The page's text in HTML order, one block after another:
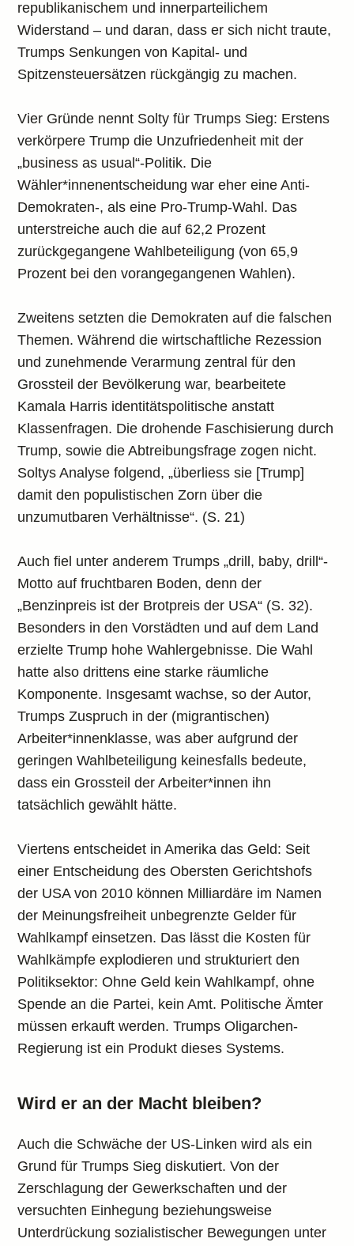
republikanischem und innerparteilichem
Widerstand – und daran, dass er sich nicht traute,
Trumps Senkungen von Kapital- und
Spitzensteuersätzen rückgängig zu machen.
Vier Gründe nennt Solty für Trumps Sieg: Erstens
verkörpere Trump die Unzufriedenheit mit der
„business as usual“-Politik. Die
Wähler*innenentscheidung war eher eine Anti-
Demokraten-, als eine Pro-Trump-Wahl. Das
unterstreiche auch die auf 62,2 Prozent
zurückgegangene Wahlbeteiligung (von 65,9
Prozent bei den vorangegangenen Wahlen).
Zweitens setzten die Demokraten auf die falschen
Themen. Während die wirtschaftliche Rezession
und zunehmende Verarmung zentral für den
Grossteil der Bevölkerung war, bearbeitete
Kamala Harris identitätspolitische anstatt
Klassenfragen. Die drohende Faschisierung durch
Trump, sowie die Abtreibungsfrage zogen nicht.
Soltys Analyse folgend, „überliess sie [Trump]
damit den populistischen Zorn über die
unzumutbaren Verhältnisse“. (S. 21)
Auch fiel unter anderem Trumps „drill, baby, drill“-
Motto auf fruchtbaren Boden, denn der
„Benzinpreis ist der Brotpreis der USA“ (S. 32).
Besonders in den Vorstädten und auf dem Land
erzielte Trump hohe Wahlergebnisse. Die Wahl
hatte also drittens eine starke räumliche
Komponente. Insgesamt wachse, so der Autor,
Trumps Zuspruch in der (migrantischen)
Arbeiter*innenklasse, was aber aufgrund der
geringen Wahlbeteiligung keinesfalls bedeute,
dass ein Grossteil der Arbeiter*innen ihn
tatsächlich gewählt hätte.
Viertens entscheidet in Amerika das Geld: Seit
einer Entscheidung des Obersten Gerichtshofs
der USA von 2010 können Milliardäre im Namen
der Meinungsfreiheit unbegrenzte Gelder für
Wahlkampf einsetzen. Das lässt die Kosten für
Wahlkämpfe explodieren und strukturiert den
Politiksektor: Ohne Geld kein Wahlkampf, ohne
Spende an die Partei, kein Amt. Politische Ämter
müssen erkauft werden. Trumps Oligarchen-
Regierung ist ein Produkt dieses Systems.
Wird er an der Macht bleiben?
Auch die Schwäche der US-Linken wird als ein
Grund für Trumps Sieg diskutiert. Von der
Zerschlagung der Gewerkschaften und der
versuchten Einhegung beziehungsweise
Unterdrückung sozialistischer Bewegungen unter